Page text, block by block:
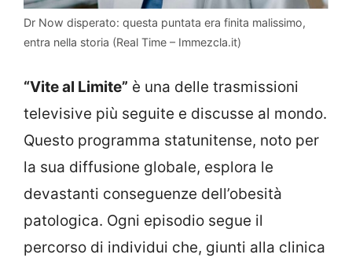
Dr Now disperato: questa puntata era finita malissimo,
entra nella storia (Real Time – Immezcla.it)
“Vite al Limite” è una delle trasmissioni
televisive più seguite e discusse al mondo.
Questo programma statunitense, noto per
la sua diffusione globale, esplora le
devastanti conseguenze dell’obesità
patologica. Ogni episodio segue il
percorso di individui che, giunti alla clinica